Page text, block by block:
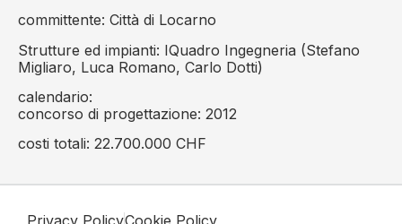
committente: Città di Locarno
Strutture ed impianti: IQuadro Ingegneria (Stefano
Migliaro, Luca Romano, Carlo Dotti)
calendario:
concorso di progettazione: 2012
costi totali: 22.700.000 CHF
Privacy PolicyCookie Policy